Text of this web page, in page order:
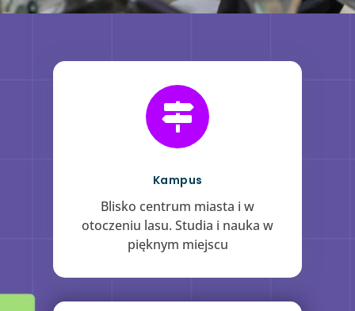

Kampus
​Blisko centrum miasta i w
otoczeniu lasu. Studia i nauka w
pięknym miejscu